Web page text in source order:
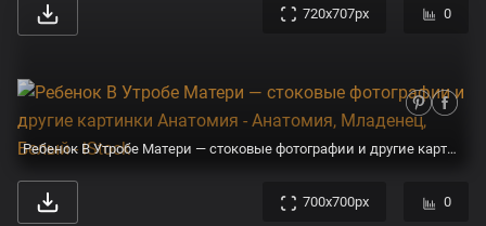
720x707px 0
Ребенок В Утробе Матери — стоковые фотографии и другие картинки Анатомия - Анатомия, Младенец, Белый - iStock
700x700px 0